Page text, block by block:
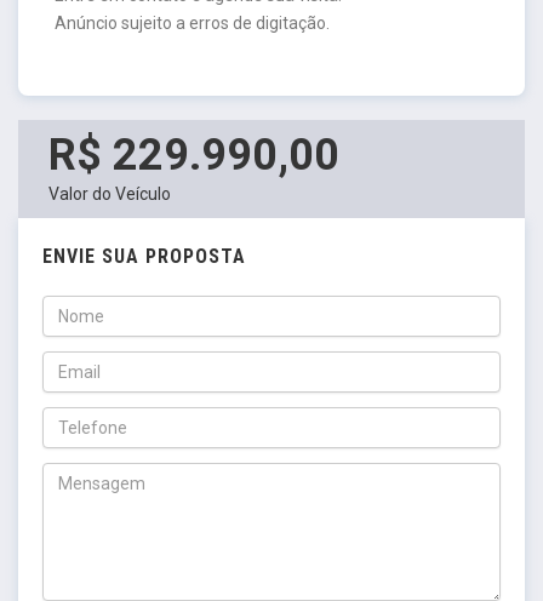
Anúncio sujeito a erros de digitação.
R$ 229.990,00
Valor do Veículo
ENVIE SUA PROPOSTA